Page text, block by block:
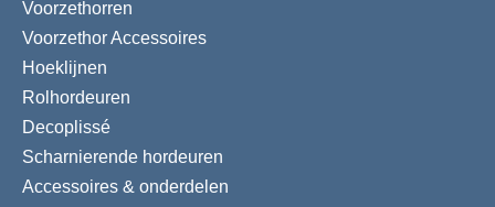
Voorzethorren
Voorzethor Accessoires
Hoeklijnen
Rolhordeuren
Decoplissé
Scharnierende hordeuren
Accessoires & onderdelen